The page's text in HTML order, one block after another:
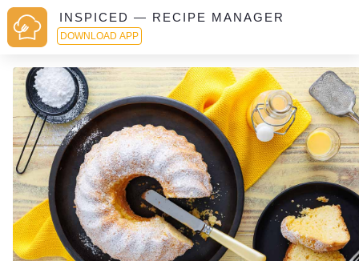
INSPICED — RECIPE MANAGER
DOWNLOAD APP